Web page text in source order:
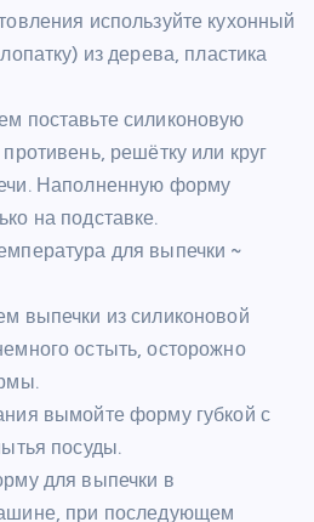
используйте кухонный
из дерева, пластика
поставьте силиконовую
решётку или круг
Наполненную форму
на подставке.
для выпечки ~
выпечки из силиконовой
остыть, осторожно
вымойте форму губкой с
посуды.
для выпечки в
при последующем